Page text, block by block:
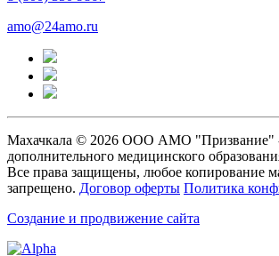
amo@24amo.ru
Махачкала © 2026 ООО АМО "Призвание" -
дополнительного медицинского
Все права защищены, любое копирование
запрещено. Договор оферты Политика
Создание и продвижение сайта